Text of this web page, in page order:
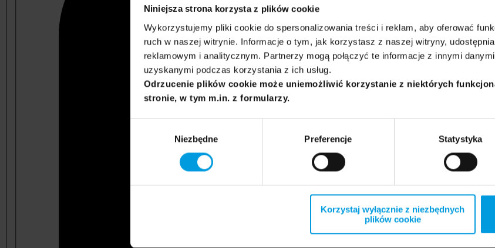
Niniejsza strona korzysta z plików cookie
Wykorzystujemy pliki cookie do spersonalizowania treści i reklam, aby oferować
ruch w naszej witrynie. Informacje o tym, jak korzystasz z naszej witryny,
reklamowym i analitycznym. Partnerzy mogą połączyć te informacje z innymi
uzyskanymi podczas korzystania z ich usług.
Odrzucenie plików cookie może uniemożliwić korzystanie z niektórych
stronie, w tym m.in. z formularzy.
Niezbędne Preferencje Statystyka
Korzystaj wyłącznie z niezbędnych
plików cookie